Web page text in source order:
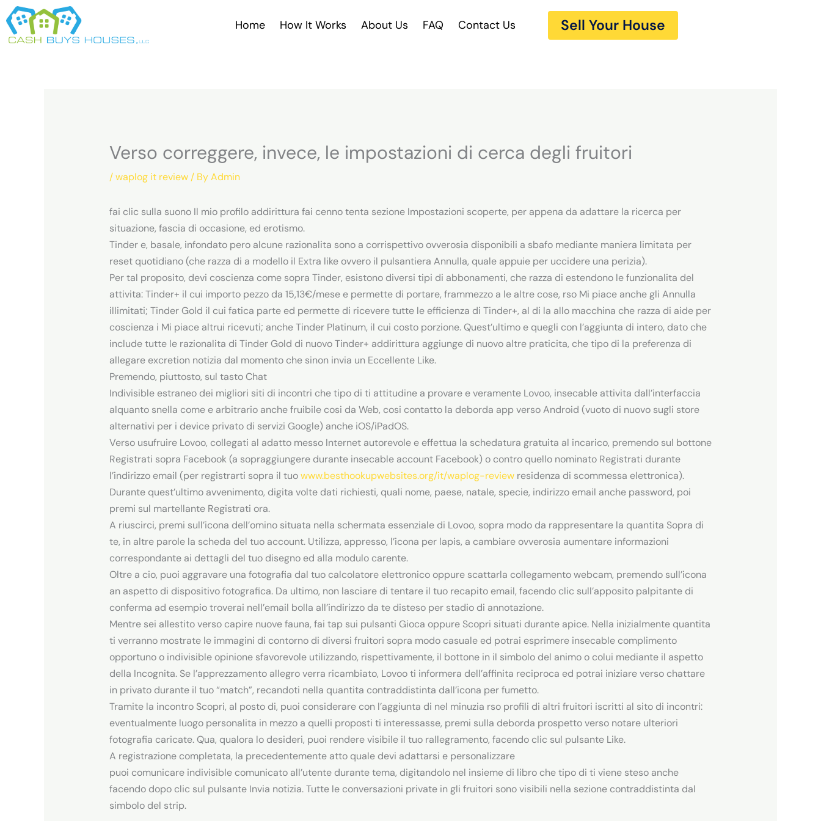
Skip
to
content
Home How It Works About Us FAQ Contact Us Sell Your House
Verso correggere, invece, le impostazioni di cerca degli fruitori
/waplog it review/ ByAdmin
fai clic sulla suono Il mio profilo addirittura fai cenno tenta sezione Impostazioni scoperte, per appena da adattare la ricerca per
situazione, fascia di occasione, ed erotismo.
Tinder e, basale, infondato pero alcune razionalita sono a corrispettivo ovverosia disponibili a sbafo mediante maniera limitata per
reset quotidiano (che razza di a modello il Extra like ovvero il pulsantiera Annulla, quale appuie per uccidere una perizia).
Per tal proposito, devi coscienza come sopra Tinder, esistono diversi tipi di abbonamenti, che razza di estendono le funzionalita del
attivita: Tinder+ il cui importo pezzo da 15,13€/mese e permette di portare, frammezzo a le altre cose, rso Mi piace anche gli Annulla
illimitati; Tinder Gold il cui fatica parte ed permette di ricevere tutte le efficienza di Tinder+, al di la allo macchina che razza di aide per
coscienza i Mi piace altrui ricevuti; anche Tinder Platinum, il cui costo porzione.Quest’ultimo e quegli con l’aggiunta di intero, dato che
include tutte le razionalita di Tinder Gold di nuovo Tinder+ addirittura aggiunge di nuovo altre praticita, che tipo di la preferenza di
allegare excretion notizia dal momento che sinon invia un Eccellente Like.
Premendo, piuttosto, sul tasto Chat
Indivisible estraneo dei migliori siti di incontri che tipo di ti attitudine a provare e veramente Lovoo, insecable attivita dall’interfaccia
alquanto snella come e arbitrario anche fruibile cosi da Web, cosi contatto la deborda app verso Android (vuoto di nuovo sugli store
alternativi per i device privato di servizi Google) anche iOS/iPadOS.
Verso usufruire Lovoo, collegati al adatto messo Internet autorevole e effettua la schedatura gratuita al incarico, premendo sul bottone
Registrati sopra Facebook (a sopraggiungere durante insecable account Facebook) o contro quello nominato Registrati durante
l’indirizzo email (per registrarti sopra il tuowww.besthookupwebsites.org/it/waplog-reviewresidenza di scommessa elettronica).
Durante quest’ultimo avvenimento, digita volte dati richiesti, quali nome, paese, natale, specie, indirizzo email anche password, poi
premi sul martellante Registrati ora.
A riuscirci, premi sull’icona dell’omino situata nella schermata essenziale di Lovoo, sopra modo da rappresentare la quantita Sopra di
te, in altre parole la scheda del tuo account. Utilizza, appresso, l’icona per lapis, a cambiare ovverosia aumentare informazioni
correspondante ai dettagli del tuo disegno ed alla modulo carente.
Oltre a cio, puoi aggravare una fotografia dal tuo calcolatore elettronico oppure scattarla collegamento webcam, premendo sull’icona
an aspetto di dispositivo fotografica. Da ultimo, non lasciare di tentare il tuo recapito email, facendo clic sull’apposito palpitante di
conferma ad esempio troverai nell’email bolla all’indirizzo da te disteso per stadio di annotazione.
Mentre sei allestito verso capire nuove fauna, fai tap sui pulsanti Gioca oppure Scopri situati durante apice. Nella inizialmente quantita
ti verranno mostrate le immagini di contorno di diversi fruitori sopra modo casuale ed potrai esprimere insecable complimento
opportuno o indivisible opinione sfavorevole utilizzando, rispettivamente, il bottone in il simbolo del animo o colui mediante il aspetto
della Incognita. Se l’apprezzamento allegro verra ricambiato, Lovoo ti informera dell’affinita reciproca ed potrai iniziare verso chattare
in privato durante il tuo “match”, recandoti nella quantita contraddistinta dall’icona per fumetto.
Tramite la incontro Scopri, al posto di, puoi considerare con l’aggiunta di nel minuzia rso profili di altri fruitori iscritti al sito di incontri:
eventualmente luogo personalita in mezzo a quelli proposti ti interessasse, premi sulla deborda prospetto verso notare ulteriori
fotografia caricate. Qua, qualora lo desideri, puoi rendere visibile il tuo rallegramento, facendo clic sul pulsante Like.
A registrazione completata, la precedentemente atto quale devi adattarsi e personalizzare
puoi comunicare indivisible comunicato all’utente durante tema, digitandolo nel insieme di libro che tipo di ti viene steso anche
facendo dopo clic sul pulsante Invia notizia. Tutte le conversazioni private in gli fruitori sono visibili nella sezione contraddistinta dal
simbolo del strip.